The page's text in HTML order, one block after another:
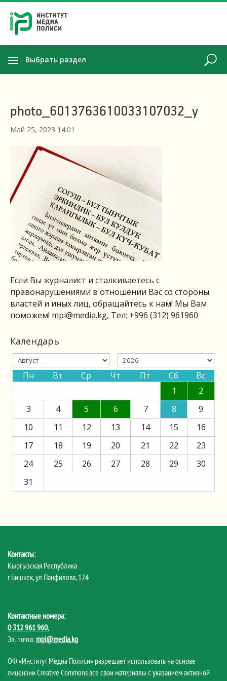
Выбрать раздел
photo_6013763610033107032_y
Май 25, 2023 14:01
Если Вы журналист и сталкиваетесь с
правонарушениями в отношении Вас со стороны
властей и иных лиц, обращайтесь к нам! Мы Вам
поможем! mpi@media.kg, Тел: +996 (312) 961960
Календарь
Пн Вт Ср Чт Пт Сб
Вс
1
2
3
4 5 6 7 8
9
10
11 12 13 14 15
16
17
18 19 20 21 22
23
24
25 26 27 28 29
30
31
Контакты:
Кыргызская Республика
г.Бишкек, ул.Панфилова, 124
Контактные номера:
0 312 961 960,
Эл. почта: mpi@media.kg
ОФ «Институт Медиа Полиси» разрешает использовать на основе
лицензии Creative Commons все свои материалы с указанием активной